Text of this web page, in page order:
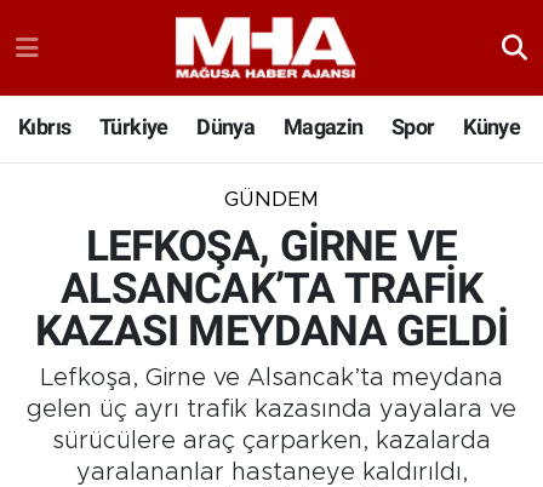
Kıbrıs Türkiye Dünya Magazin Spor Künye
GÜNDEM
LEFKOŞA, GİRNE VE
ALSANCAK’TA TRAFİK
KAZASI MEYDANA GELDİ
Lefkoşa, Girne ve Alsancak’ta meydana
gelen üç ayrı trafik kazasında yayalara ve
sürücülere araç çarparken, kazalarda
yaralananlar hastaneye kaldırıldı,